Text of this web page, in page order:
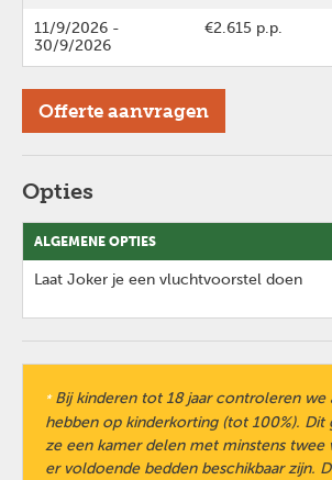
11/9/2026 -
30/9/2026
€2.615 p.p.
Offerte aanvragen
Opties
ALGEMENE OPTIES
Laat Joker je een vluchtvoorstel doen
*Bij kinderen tot 18 jaar controleren we
hebben op kinderkorting (tot 100%). Dit
ze een kamer delen met minstens twee
er voldoende bedden beschikbaar zijn.